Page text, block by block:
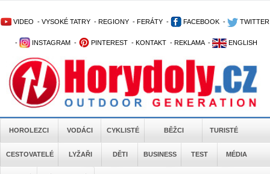
VIDEO - VYSOKÉ TATRY - REGIONY - FERÁTY - FACEBOOK - TWITTER
- INSTAGRAM - PINTEREST - KONTAKT - REKLAMA - ENGLISH
HOROLEZCI VODÁCI CYKLISTÉ BĚŽCI TURISTÉ
CESTOVATELÉ LYŽAŘI DĚTI BUSINESS TEST MÉDIA